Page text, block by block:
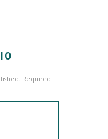
Required